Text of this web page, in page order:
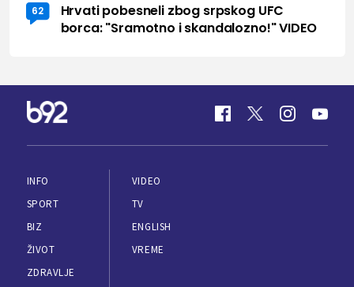
62
Hrvati pobesneli zbog srpskog UFC
borca: "Sramotno i skandalozno!" VIDEO
INFO
SPORT
BIZ
ŽIVOT
ZDRAVLJE
VIDEO
TV
ENGLISH
VREME